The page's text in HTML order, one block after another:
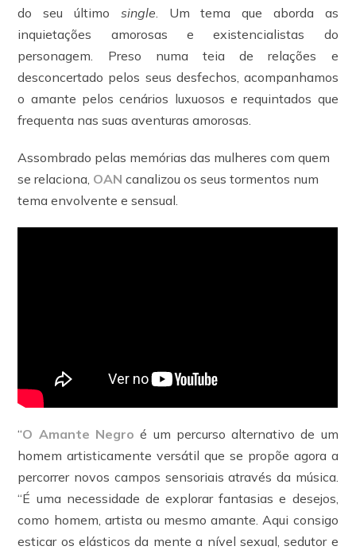
do seu último single. Um tema que aborda as
inquietações amorosas e existencialistas do
personagem. Preso numa teia de relações e
desconcertado pelos seus desfechos, acompanhamos
o amante pelos cenários luxuosos e requintados que
frequenta nas suas aventuras amorosas.
Assombrado pelas memórias das mulheres com quem
se relaciona, OAN canalizou os seus tormentos num
tema envolvente e sensual.
“O Amante Negro é um percurso alternativo de um
homem artisticamente versátil que se propõe agora a
percorrer novos campos sensoriais através da música.
“É uma necessidade de explorar fantasias e desejos,
como homem, artista ou mesmo amante. Aqui consigo
esticar os elásticos da mente a nível sexual, sedutor e